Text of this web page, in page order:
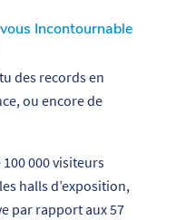
Incontournable
des records en
ou encore de
000 visiteurs
halls d’exposition,
par rapport aux 57